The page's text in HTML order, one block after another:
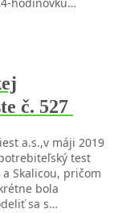
hodinovku…
č. 527
a.s.,v máji 2019
test
Skalicou, pričom
bola
sa s…